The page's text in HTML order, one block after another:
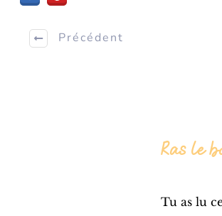
Précédent
Ras le
Tu as lu